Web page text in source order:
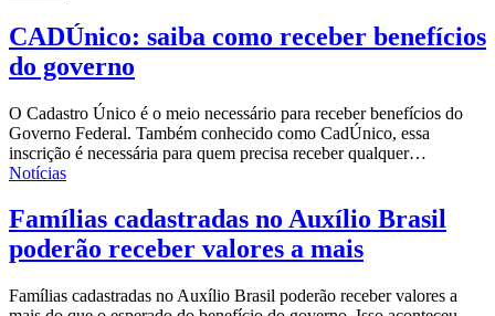
CADÚnico: saiba como receber benefícios
do governo
O Cadastro Único é o meio necessário para receber benefícios do
Governo Federal. Também conhecido como CadÚnico, essa
inscrição é necessária para quem precisa receber qualquer…
Notícias
Famílias cadastradas no Auxílio Brasil
poderão receber valores a mais
Famílias cadastradas no Auxílio Brasil poderão receber valores a